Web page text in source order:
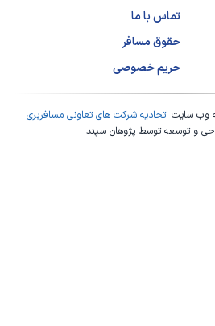
تماس با ما
حقوق مسافر
حریم خصوصی
وب سایت اتحادیه شرکت های تعاونی مسافربری
و توسعه توسطپژوهان سپند